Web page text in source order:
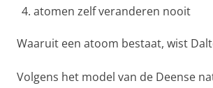
atomen zelf veranderen nooit
Waaruit een atoom bestaat, wist
Volgens het model van de Deense